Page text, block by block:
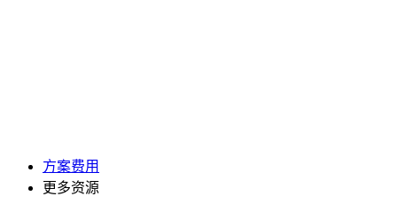
方案费用
更多资源